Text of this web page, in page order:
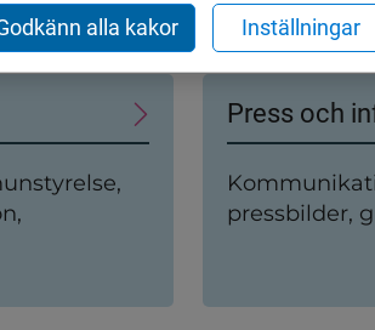
och unga
Press och
pressbilder,
alla kakor Inställningar